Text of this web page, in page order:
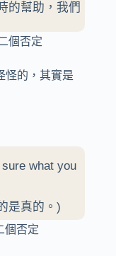
的幫助，我們
個否定
怪的，其實是
what you
是真的。)
個否定